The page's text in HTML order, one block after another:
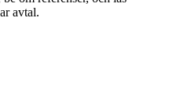
avtal.